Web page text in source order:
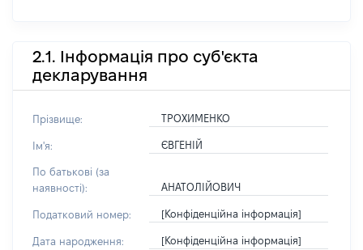
2.1. Інформація про суб'єкта
декларування
Прізвище: ТРОХИМЕНКО
Ім'я: ЄВГЕНІЙ
По батькові (за
наявності):
АНАТОЛІЙОВИЧ
Податковий номер: [Конфіденційна інформація]
Дата народження: [Конфіденційна інформація]